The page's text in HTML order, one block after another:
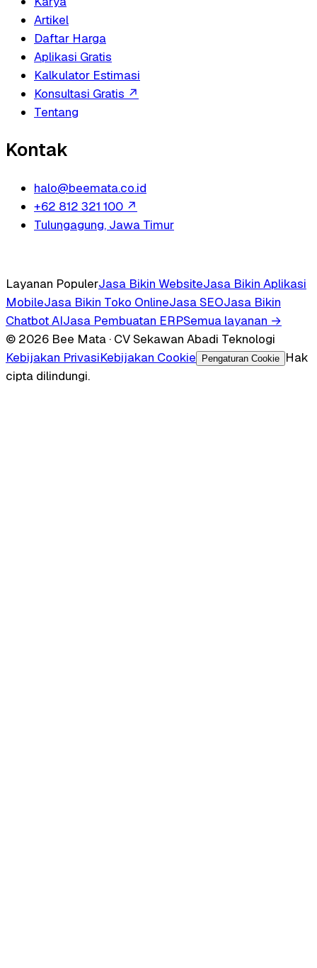
Artikel
Daftar Harga
Aplikasi Gratis
Kalkulator Estimasi
Konsultasi Gratis ↗
Tentang
Kontak
halo@beemata.co.id
+62 812 321 100 ↗
Tulungagung, Jawa Timur
Layanan PopulerJasa Bikin WebsiteJasa Bikin Aplikasi
MobileJasa Bikin Toko OnlineJasa SEOJasa Bikin
Chatbot AIJasa Pembuatan ERPSemua layanan →
© 2026 Bee Mata · CV Sekawan Abadi Teknologi
Kebijakan PrivasiKebijakan Cookie Pengaturan Cookie
Hak
cipta dilindungi.